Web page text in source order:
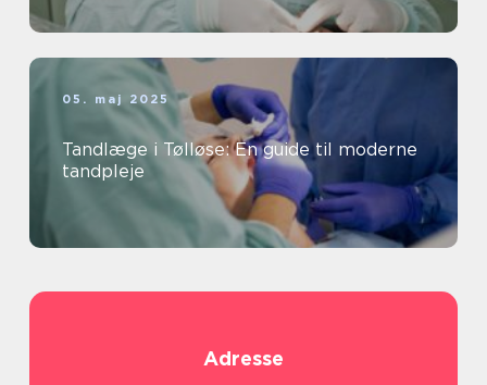
05. maj 2025
Tandlæge i Tølløse: En guide til moderne
tandpleje
Adresse